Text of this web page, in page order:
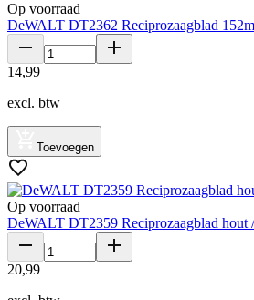
Op voorraad
DeWALT DT2362 Reciprozaagblad
14,99
excl. btw
Toevoegen
Op voorraad
DeWALT DT2359 Reciprozaagblad hout
20,99